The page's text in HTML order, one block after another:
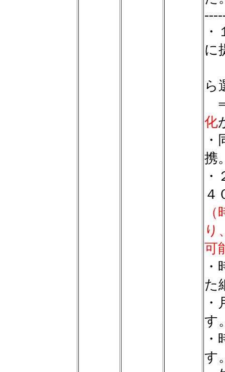
に
ら
⇒
化
携
４
り
可
た
す
す